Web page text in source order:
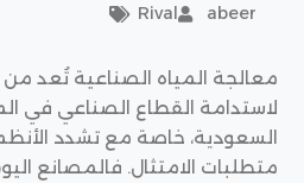
abeer
Rival
معالجة المياه الصناعية تُعد من
لاستدامة القطاع الصناعي في
السعودية، خاصة مع تشدد
متطلبات الامتثال. فالمصانع